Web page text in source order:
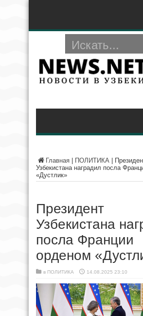
Главная ПОЛИТИКА
Узбекистана наградил посла
«Дустлик»
Президент
Узбекистана
посла Франции
орденом
в ПОЛИТИКА 14.08.2025 23:10